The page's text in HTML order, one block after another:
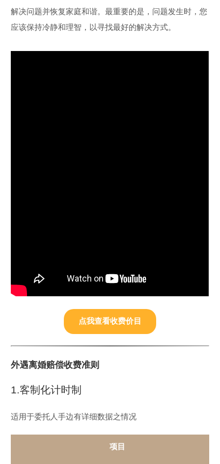
解决问题并恢复家庭和谐。最重要的是，问题发生时，您
应该保持冷静和理智，以寻找最好的解决方式。
点我查看收费价目
外遇离婚赔偿收费准则
1.客制化计时制
适用于委托人手边有详细数据之情况
项目